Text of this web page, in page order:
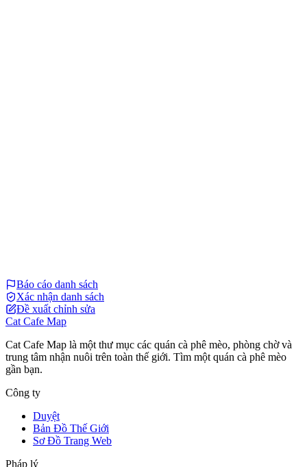
Báo cáo danh sách
Xác nhận danh sách
Đề xuất chỉnh sửa
Cat Cafe Map
Cat Cafe Map là một thư mục các quán cà phê mèo, phòng chờ và
trung tâm nhận nuôi trên toàn thế giới. Tìm một quán cà phê mèo
gần bạn.
Công ty
Duyệt
Bản Đồ Thế Giới
Sơ Đồ Trang Web
Pháp lý